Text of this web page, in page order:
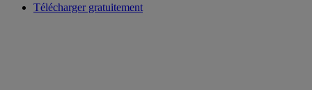
Télécharger gratuitement